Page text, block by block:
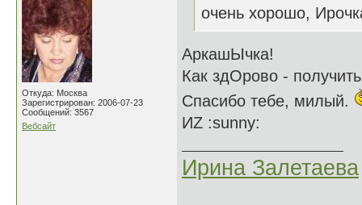
Откуда: Москва
Зарегистрирован: 2006-07-23
Сообщений: 3567
Вебсайт
очень хорошо,
АркашЫчка!
Как здОрово -
Спасибо тебе, милый.
ИZ :sunny:
Ирина Залетаева